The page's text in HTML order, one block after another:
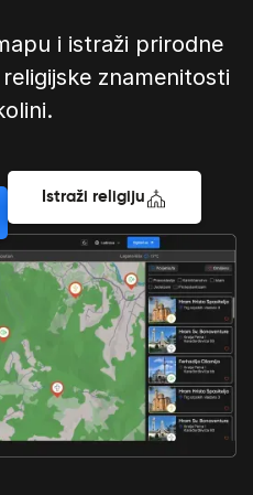
i istraži prirodne
znamenitosti
Istraži religiju